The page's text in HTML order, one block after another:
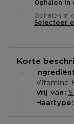
Ophalen in
Ophalen in
Selecteer
Korte
Vitamine
Vrij van
Haartype